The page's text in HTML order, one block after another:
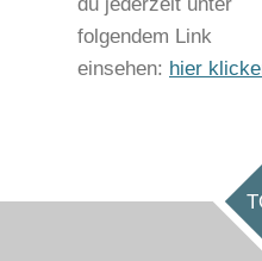
folgendem Link
einsehen: hier